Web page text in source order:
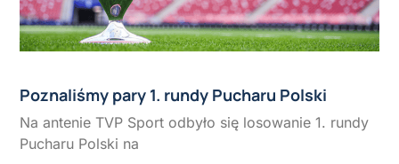
Poznaliśmy pary 1. rundy Pucharu Polski
Na antenie TVP Sport odbyło się losowanie 1. rundy
Pucharu Polski na